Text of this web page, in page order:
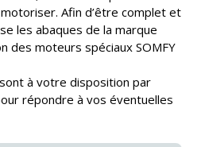
Afin d’être complet et
les abaques de la marque
des moteurs spéciaux SOMFY
à votre disposition par
répondre à vos éventuelles